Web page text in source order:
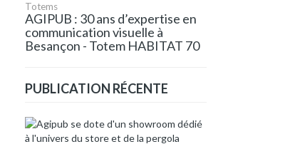
Totems
AGIPUB : 30 ans d’expertise en
communication visuelle à
Besançon - Totem HABITAT 70
PUBLICATION RÉCENTE